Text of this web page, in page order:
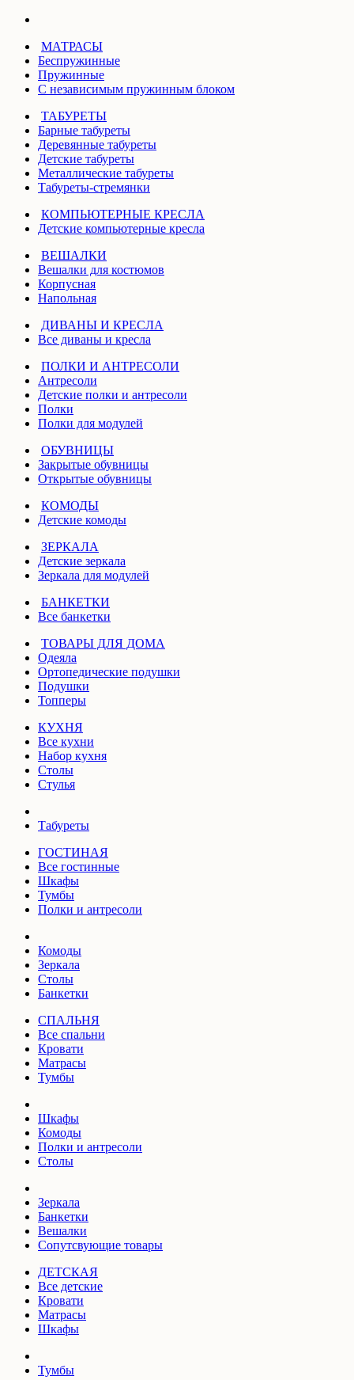
МАТРАСЫ
Беспружинные
Пружинные
С независимым пружинным блоком
ТАБУРЕТЫ
Барные табуреты
Деревянные табуреты
Детские табуреты
Металлические табуреты
Табуреты-стремянки
КОМПЬЮТЕРНЫЕ КРЕСЛА
Детские компьютерные кресла
ВЕШАЛКИ
Вешалки для костюмов
Корпусная
Напольная
ДИВАНЫ И КРЕСЛА
Все диваны и кресла
ПОЛКИ И АНТРЕСОЛИ
Антресоли
Детские полки и антресоли
Полки
Полки для модулей
ОБУВНИЦЫ
Закрытые обувницы
Открытые обувницы
КОМОДЫ
Детские комоды
ЗЕРКАЛА
Детские зеркала
Зеркала для модулей
БАНКЕТКИ
Все банкетки
ТОВАРЫ ДЛЯ ДОМА
Одеяла
Ортопедические подушки
Подушки
Топперы
КУХНЯ
Все кухни
Набор кухня
Столы
Стулья
Табуреты
ГОСТИНАЯ
Все гостинные
Шкафы
Тумбы
Полки и антресоли
Комоды
Зеркала
Столы
Банкетки
СПАЛЬНЯ
Все спальни
Кровати
Матрасы
Тумбы
Шкафы
Комоды
Полки и антресоли
Столы
Зеркала
Банкетки
Вешалки
Сопутсвующие товары
ДЕТСКАЯ
Все детские
Кровати
Матрасы
Шкафы
Тумбы